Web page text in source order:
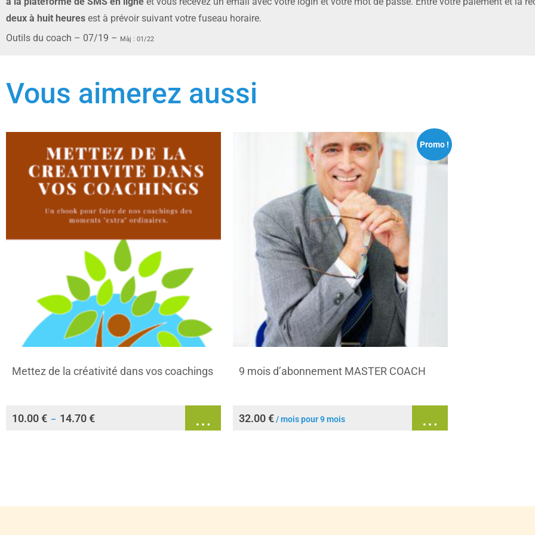
deux à huit heures est à prévoir suivant votre fuseau horaire.
Outils du coach – 07/19 –
Màj : 01/22
Vous aimerez aussi
Mettez de la créativité dans vos coachings
10.00€ – 14.70€
Promo !
9 mois d’abonnement MASTER COACH
32.00€/ mois pour 9 mois